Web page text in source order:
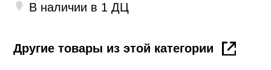
В наличии в 1 ДЦ
Другие товары из этой категории